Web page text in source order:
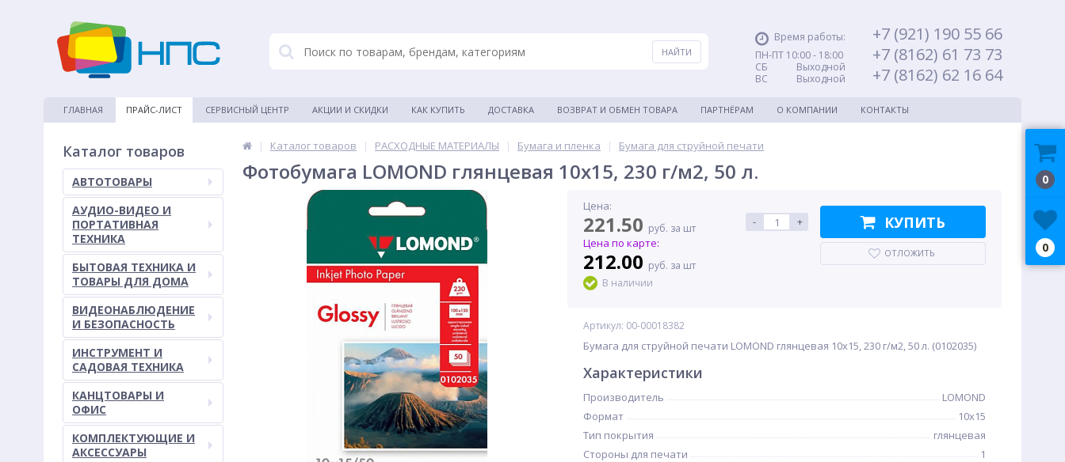
Время работы:
ПН-ПТ 10:00 - 18:00
СБ Выходной
ВС Выходной
+7 (921) 190 55 66
+7 (8162) 61 73 73
+7 (8162) 62 16 64
ГЛАВНАЯ ПРАЙС-ЛИСТ СЕРВИСНЫЙ ЦЕНТР АКЦИИ И СКИДКИ КАК КУПИТЬ ДОСТАВКА ВОЗВРАТ И ОБМЕН ТОВАРА ПАРТНЁРАМ О КОМПАНИИ КОНТАКТЫ
Каталог товаров
АВТОТОВАРЫ
АУДИО-ВИДЕО И
ПОРТАТИВНАЯ
ТЕХНИКА
БЫТОВАЯ ТЕХНИКА И
ТОВАРЫ ДЛЯ ДОМА
ВИДЕОНАБЛЮДЕНИЕ
И БЕЗОПАСНОСТЬ
ИНСТРУМЕНТ И
САДОВАЯ ТЕХНИКА
КАНЦТОВАРЫ И
ОФИС
КОМПЛЕКТУЮЩИЕ И
АКСЕССУАРЫ
| Каталог товаров | РАСХОДНЫЕ МАТЕРИАЛЫ | Бумага и пленка | Бумага для струйной печати
Фотобумага LOMOND глянцевая 10x15, 230 г/м2, 50 л.
Цена:
221.50 руб. за шт
Цена по карте:
212.00 руб. за шт
В наличии
- + КУПИТЬ
ОТЛОЖИТЬ
Артикул: 00-00018382
Бумага для струйной печати LOMOND глянцевая 10x15, 230 г/м2, 50 л. (0102035)
Характеристики
Производитель
LOMOND
Формат
10x15
Тип покрытия
глянцевая
Стороны для печати
1
0
0